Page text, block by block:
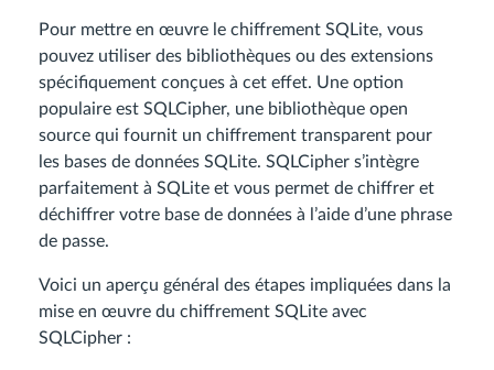
Pour mettre en œuvre le chiffrement SQLite, vous
pouvez utiliser des bibliothèques ou des extensions
spécifiquement conçues à cet effet. Une option
populaire est SQLCipher, une bibliothèque open
source qui fournit un chiffrement transparent pour
les bases de données SQLite. SQLCipher s’intègre
parfaitement à SQLite et vous permet de chiffrer et
déchiffrer votre base de données à l’aide d’une phrase
de passe.
Voici un aperçu général des étapes impliquées dans la
mise en œuvre du chiffrement SQLite avec
SQLCipher :